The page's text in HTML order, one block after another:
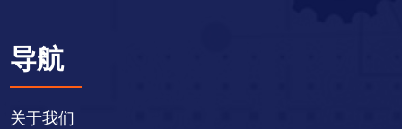
导航
关于我们